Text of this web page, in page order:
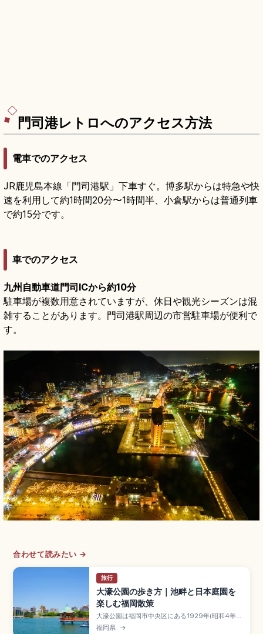
門司港レトロへのアクセス方法
電車でのアクセス
JR鹿児島本線「門司港駅」下車すぐ。博多駅からは特急や快
速を利用して約1時間20分〜1時間半、小倉駅からは普通列車
で約15分です。
車でのアクセス
九州自動車道門司ICから約10分
駐車場が複数用意されていますが、休日や観光シーズンは混
雑することがあります。門司港駅周辺の市営駐車場が便利で
す。
合わせて読みたい →
旅行
大濠公園の歩き方｜池畔と日本庭園を
楽しむ福岡散策
大濠公園は福岡市中央区にある1929年(昭和4年)
に中国の西湖をモデルに整備した都市公園で、福
福岡県 →